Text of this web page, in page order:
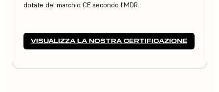
dotate del marchio CE secondo l'MDR.
VISUALIZZA LA NOSTRA CERTIFICAZIONE